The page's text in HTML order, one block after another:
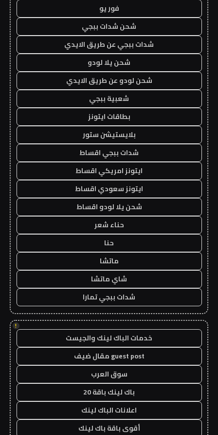
فور يو
شحن شدات ببجي
شدات ببجي عن طريق الايدي
شحن يلا لودو
شحن لودو عن طريق الايدي
شعبية ببجي
بطاقات ايتونز
بلايستيشن ستور
شدات ببجي اقساط
ايتونز امريكي اقساط
ايتونز سعودي اقساط
شحن يلا لودو اقساط
حناء شعر
حنا
ماتشا
شاي ماتشا
شدات ببجي تمارا
!
خدمات الباك لينك والجيست
guest post مقال ضيف
سوق العرب
باك لينك باقة 20
اعلانات الباك لينك
أقوى باقة باك لينك